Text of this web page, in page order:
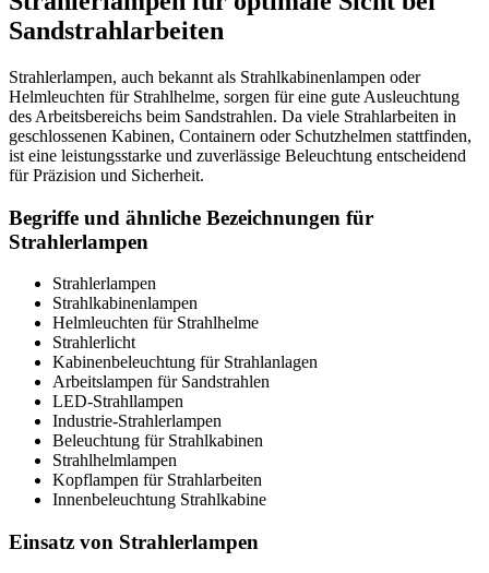
Sandstrahlarbeiten
Strahlerlampen, auch bekannt als Strahlkabinenlampen oder
Helmleuchten für Strahlhelme, sorgen für eine gute Ausleuchtung
des Arbeitsbereichs beim Sandstrahlen. Da viele Strahlarbeiten in
geschlossenen Kabinen, Containern oder Schutzhelmen stattfinden,
ist eine leistungsstarke und zuverlässige Beleuchtung entscheidend
für Präzision und Sicherheit.
Begriffe und ähnliche Bezeichnungen für
Strahlerlampen
Strahlerlampen
Strahlkabinenlampen
Helmleuchten für Strahlhelme
Strahlerlicht
Kabinenbeleuchtung für Strahlanlagen
Arbeitslampen für Sandstrahlen
LED-Strahllampen
Industrie-Strahlerlampen
Beleuchtung für Strahlkabinen
Strahlhelmlampen
Kopflampen für Strahlarbeiten
Innenbeleuchtung Strahlkabine
Einsatz von Strahlerlampen